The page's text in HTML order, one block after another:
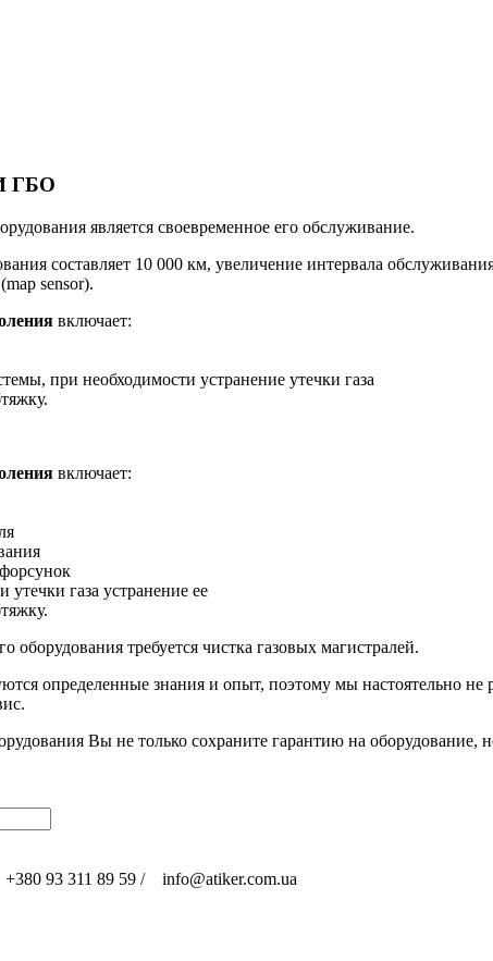
ГБО
является своевременное его обслуживание.
составляет 10 000 км, увеличение интервала
sensor).
включает:
при необходимости устранение утечки газа
включает:
газа устранение ее
требуется чистка газовых магистралей.
определенные знания и опыт, поэтому мы настоятельно не
Вы не только сохраните гарантию на оборудование,
+380 93 311 89 59 / info@atiker.com.ua